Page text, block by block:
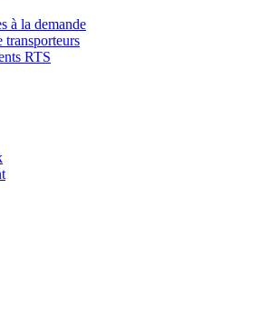
à la demande
transporteurs
RTS